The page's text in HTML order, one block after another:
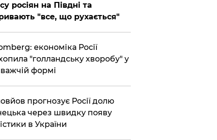
росіян на Півдні та
"все, що рухається"
економіка Росії
"голландську хворобу" у
формі
прогнозує Росії долю
через швидку появу
в України